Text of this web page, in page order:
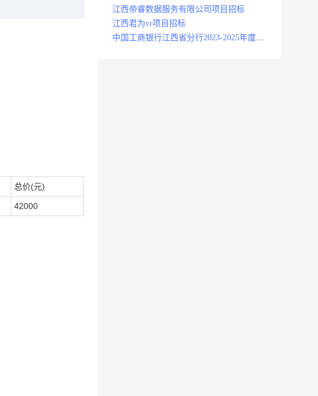
总价(元)
42000
江西帝睿数据服务有限公司项目招标
江西君为vr项目招标
中国工商银行江西省分行2023-2025年度补